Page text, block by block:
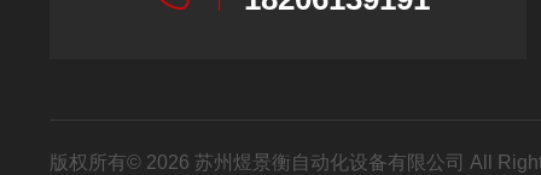
版权所有© 2026 苏州煜景衡自动化设备有限公司 All